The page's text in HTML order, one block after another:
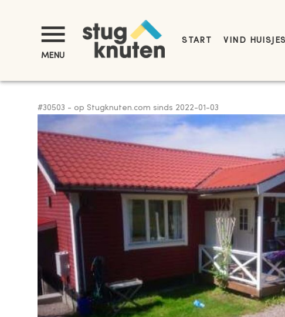
MENU
START VIND HUISJES
#30503 - op Stugknuten.com sinds 2022-01-03